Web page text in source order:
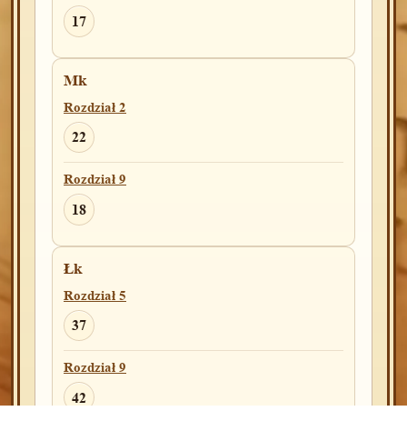
24o
Rozdział 13
4Krl
Rozdział 25
4
2Ezd
Rozdział 19
11
Pi
Rozdział 4
17
Mk
Rozdział 2
22
Rozdział 9
18
Łk
Rozdział 5
37
Rozdział 9
42